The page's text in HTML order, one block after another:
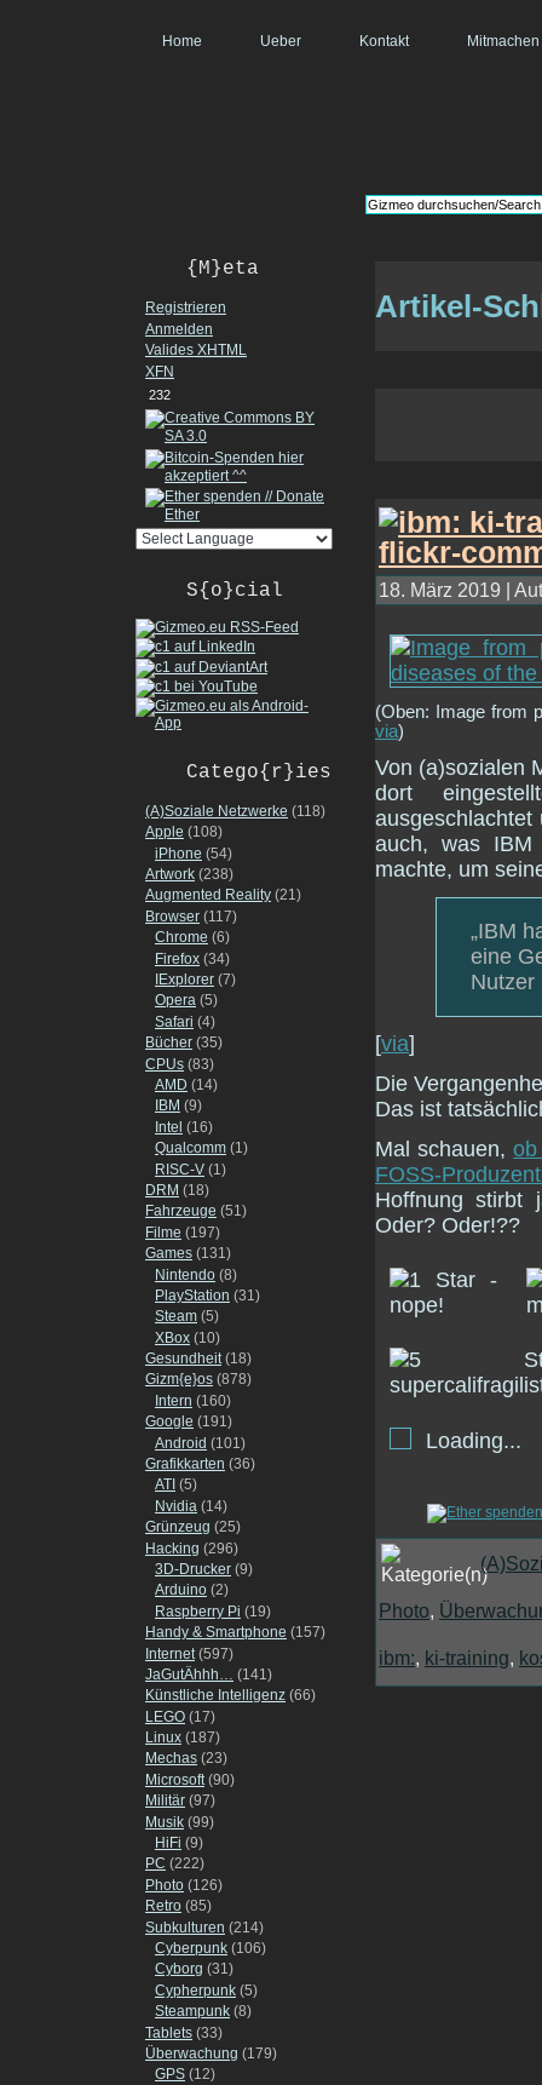
Home Ueber Kontakt Mitmachen
{M}eta
Registrieren
Anmelden
Valides XHTML
XFN
232
S{o}cial
Catego{r}ies
(A)Soziale Netzwerke (118)
Apple (108)
iPhone (54)
Artwork (238)
Augmented Reality (21)
Browser (117)
Chrome (6)
Firefox (34)
IExplorer (7)
Opera (5)
Safari (4)
Bücher (35)
CPUs (83)
AMD (14)
IBM (9)
Intel (16)
Qualcomm (1)
RISC-V (1)
DRM (18)
Fahrzeuge (51)
Filme (197)
Games (131)
Nintendo (8)
PlayStation (31)
Steam (5)
XBox (10)
Gesundheit(18)
Gizm{e}os (878)
Intern (160)
Google (191)
Android (101)
Grafikkarten (36)
ATI (5)
Nvidia (14)
Grünzeug (25)
Hacking (296)
3D-Drucker (9)
Arduino (2)
Raspberry Pi (19)
Handy & Smartphone (157)
Internet (597)
JaGutÄhhh… (141)
Künstliche Intelligenz (66)
LEGO (17)
Linux (187)
Mechas (23)
Microsoft(90)
Militär (97)
Musik (99)
HiFi (9)
PC (222)
Photo (126)
Retro (85)
Subkulturen (214)
Cyberpunk (106)
Cyborg (31)
Cypherpunk (5)
Steampunk (8)
Tablets (33)
Überwachung (179)
GPS (12)
Artikel-
18. März 2019 |
(Oben: Image from
via)
Von (a)sozialen
dort
ausgeschlachtet
auch, was
machte, um
„IBM
eine
Nutzer
[via]
Die
Das ist
Mal schauen,
FOSS-
Hoffnung stirbt
Oder? Oder!??
Loading...
Photo,
ibm:, ki-training,